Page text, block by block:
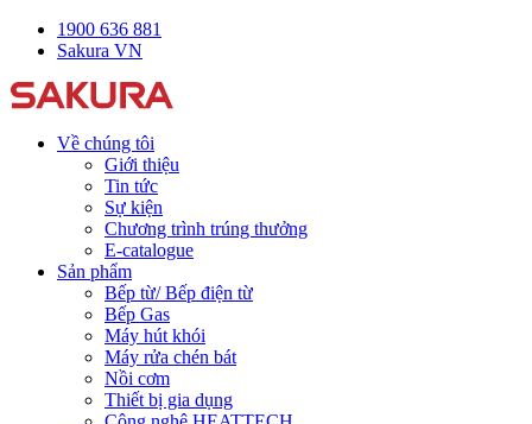
1900 636 881
Sakura VN
Về chúng tôi
Giới thiệu
Tin tức
Sự kiện
Chương trình trúng thưởng
E-catalogue
Sản phẩm
Bếp từ/ Bếp điện từ
Bếp Gas
Máy hút khói
Máy rửa chén bát
Nồi cơm
Thiết bị gia dụng